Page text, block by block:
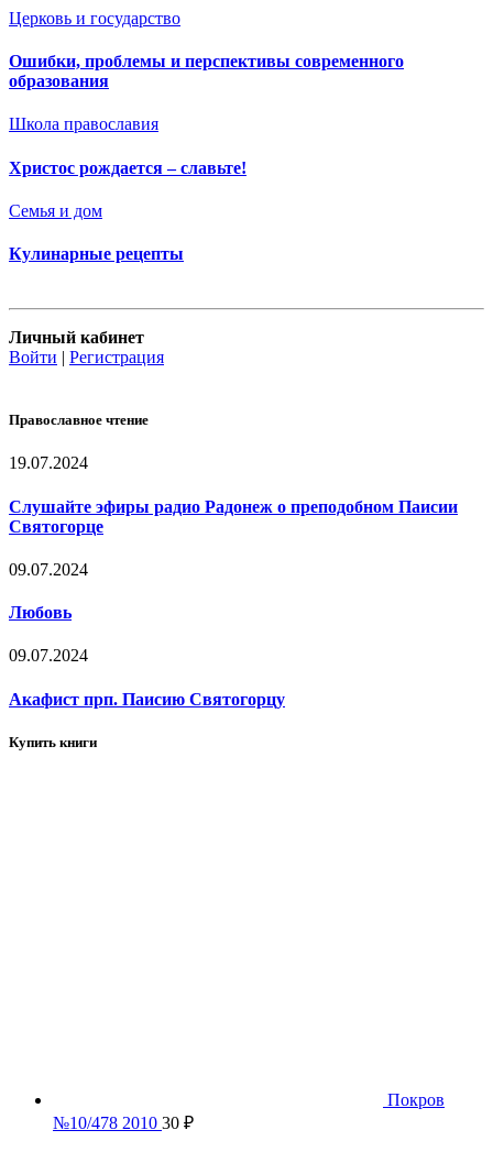
Церковь и государство
Ошибки, проблемы и перспективы современного
образования
Школа православия
Христос рождается – славьте!
Семья и дом
Кулинарные рецепты
Личный кабинет
Войти | Регистрация
Православное чтение
19.07.2024
Слушайте эфиры радио Радонеж о преподобном Паисии
Святогорце
09.07.2024
Любовь
09.07.2024
Акафист прп. Паисию Святогорцу
Купить книги
Покров
№10/478 2010 30 ₽